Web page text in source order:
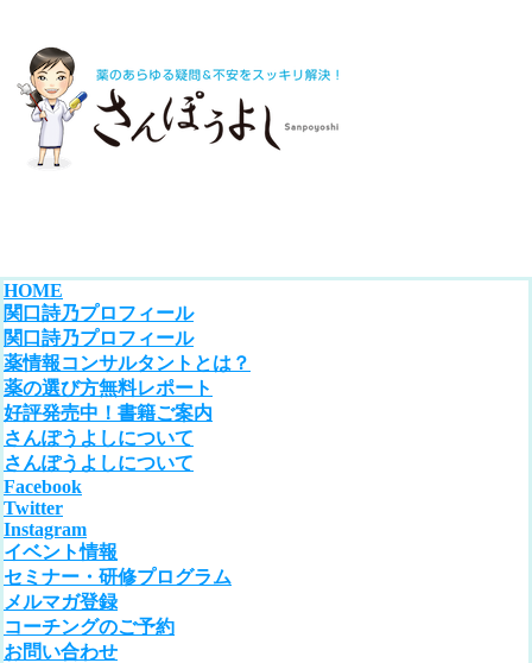
HOME
関口詩乃プロフィール
関口詩乃プロフィール
薬情報コンサルタントとは？
薬の選び方無料レポート
好評発売中！書籍ご案内
さんぽうよしについて
さんぽうよしについて
Facebook
Twitter
Instagram
イベント情報
セミナー・研修プログラム
メルマガ登録
コーチングのご予約
お問い合わせ